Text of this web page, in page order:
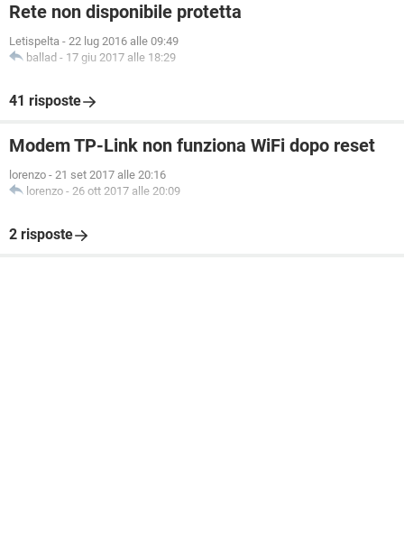
Rete non disponibile protetta
Letispelta - 22 lug 2016 alle 09:49
ballad - 17 giu 2017 alle 18:29
41 risposte
Modem TP-Link non funziona WiFi dopo reset
lorenzo - 21 set 2017 alle 20:16
lorenzo - 26 ott 2017 alle 20:09
2 risposte